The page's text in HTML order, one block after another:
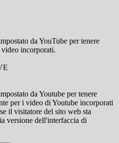
da YouTube per tenere
incorporati.
da Youtube per tenere
per i video di Youtube incorporati
il visitatore del sito web sta
versione dell'interfaccia di